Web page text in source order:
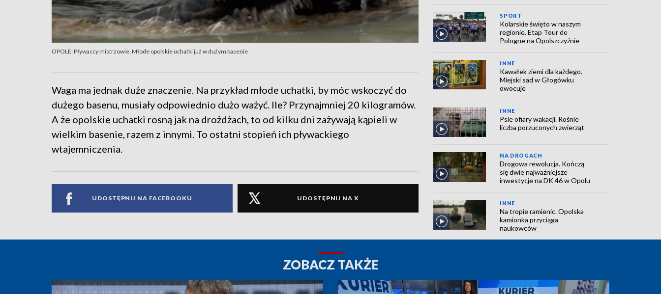
OPOLE: Pływaccy mistrzowie. Młode opolskie uchatki już w dużym basenie
Waga ma jednak duże znaczenie. Na przykład młode uchatki, by móc wskoczyć do
dużego basenu, musiały odpowiednio dużo ważyć. Ile? Przynajmniej 20 kilogramów.
A że opolskie uchatki rosną jak na drożdżach, to od kilku dni zażywają kąpieli w
wielkim basenie, razem z innymi. To ostatni stopień ich pływackiego
wtajemniczenia.
UDOSTĘPNIJ NA FACEBOOKU UDOSTĘPNIJ NA X
SPORT
Kolarskie święto w naszym
regionie. Etap Tour de
Pologne na Opolszczyźnie
INNE
Kawałek ziemi dla każdego.
Miejski sad w Głogówku
owocuje
INNE
Psie ofiary wakacji. Rośnie
liczba porzuconych zwierząt
NA DROGACH
Drogowa rewolucja. Kończą
się dwie najważniejsze
inwestycje na DK 46 w Opolu
INNE
Na tropie ramienic. Opolska
kamionka przyciąga
naukowców
ZOBACZ TAKŻE